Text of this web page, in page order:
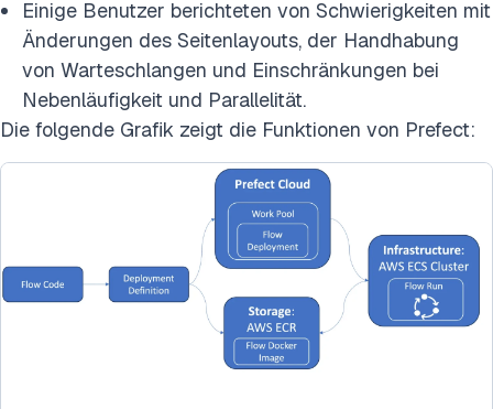
Einige Benutzer berichteten von Schwierigkeiten mit
Änderungen des Seitenlayouts, der Handhabung
von Warteschlangen und Einschränkungen bei
Nebenläufigkeit und Parallelität.
Die folgende Grafik zeigt die Funktionen von Prefect: